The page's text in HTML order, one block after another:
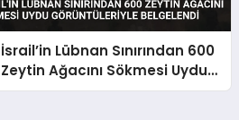
İsrail’in Lübnan Sınırından 600
Zeytin Ağacını Sökmesi Uydu
Görüntüleriyle Belgelendi